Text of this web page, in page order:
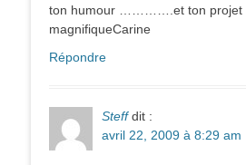
ton humour ………….et ton projet
magnifiqueCarine
Répondre
Steff dit :
avril 22, 2009 à 8:29 am